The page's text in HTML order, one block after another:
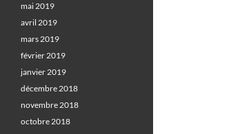
mai 2019
avril 2019
mars 2019
février 2019
janvier 2019
décembre 2018
novembre 2018
octobre 2018